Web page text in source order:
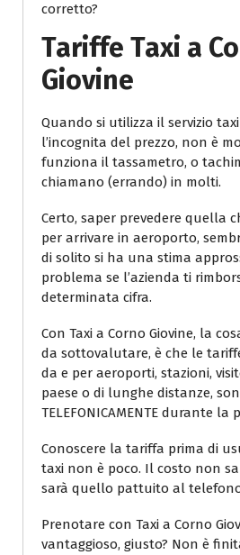
corretto?
Tariffe Taxi a
Giovine
Quando si utilizza il servizio
l’incognita del prezzo, non è
funziona il tassametro, o
chiamano (errando) in molti.
Certo, saper prevedere quella
per arrivare in aeroporto,
di solito si ha una stima
problema se l’azienda ti
determinata cifra.
Con Taxi a Corno Giovine, la
da sottovalutare, è che le
da e per aeroporti, stazioni,
paese o di lunghe distanze,
TELEFONICAMENTE durante la
Conoscere la tariffa prima di
taxi non è poco. Il costo non
sarà quello pattuito al
Prenotare con Taxi a Corno
vantaggioso, giusto? Non è